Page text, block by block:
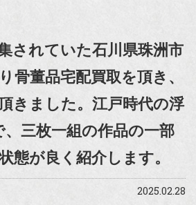
されていた石川県珠洲市
骨董品宅配買取を頂き、
きました。江戸時代の浮
、三枚一組の作品の一部
態が良く紹介します。
2025.02.28